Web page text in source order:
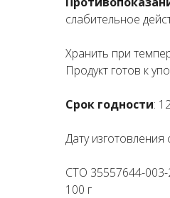
слабительное
Хранить при
Продукт готов к
Срок годности:
Дату изготовления
СТО 35557644-
100 г